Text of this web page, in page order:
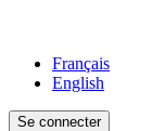
Français
English
Se connecter